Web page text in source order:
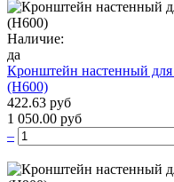
Наличие:
да
Кронштейн настенный
(H600)
422.63 руб
1 050.00 руб
–